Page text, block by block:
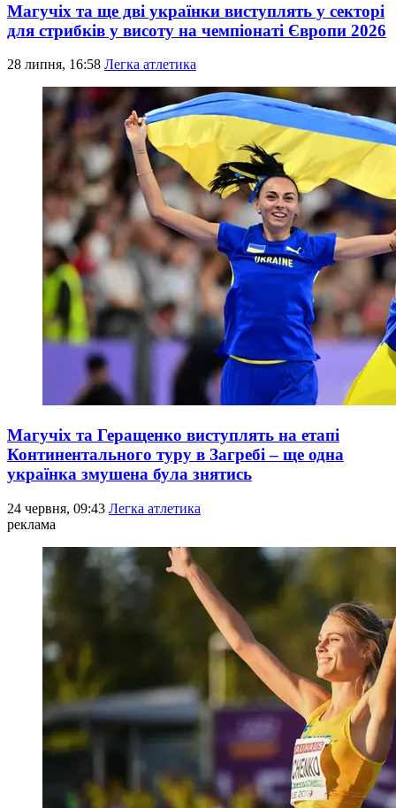
Магучіх та ще дві українки виступлять у секторі
для стрибків у висоту на чемпіонаті Європи 2026
28 липня, 16:58 Легка атлетика
Магучіх та Геращенко виступлять на етапі
Континентального туру в Загребі – ще одна
українка змушена була знятись
24 червня, 09:43 Легка атлетика
реклама